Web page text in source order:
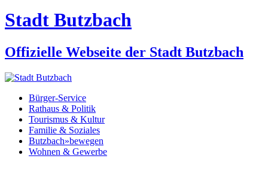
Stadt Butzbach
Offizielle Webseite der Stadt Butzbach
Bürger-Service
Rathaus & Politik
Tourismus & Kultur
Familie & Soziales
Butzbach»bewegen
Wohnen & Gewerbe